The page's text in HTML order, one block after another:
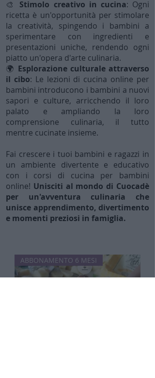
🎨 Stimolo creativo in cucina: Ogni
ricetta è un'opportunità per stimolare
la creatività, spingendo i bambini a
sperimentare con ingredienti e
presentazioni uniche, rendendo ogni
piatto un'opera d'arte culinaria.
🌍 Esplorazione culturale attraverso
il cibo: Le lezioni di cucina online per
bambini introducono i bambini a nuovi
sapori e culture, arricchendo il loro
palato e ampliando la loro
comprensione culinaria, il tutto
mentre cucinate insieme.
Fai crescere i tuoi bambini e ragazzi in
un ambiente divertente e educativo
con i corsi di cucina per bambini
online! Unisciti al mondo di Cuocadè
per un'avventura culinaria che
unisce apprendimento, divertimento
e momenti preziosi in famiglia.
ABBONAMENTO 6 MESI